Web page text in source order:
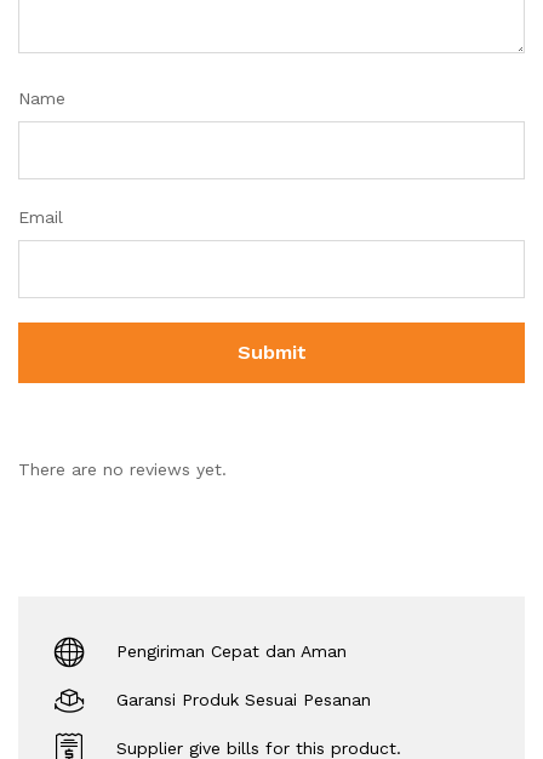
Name
Email
There are no reviews yet.
Pengiriman Cepat dan Aman
Garansi Produk Sesuai Pesanan
Supplier give bills for this product.